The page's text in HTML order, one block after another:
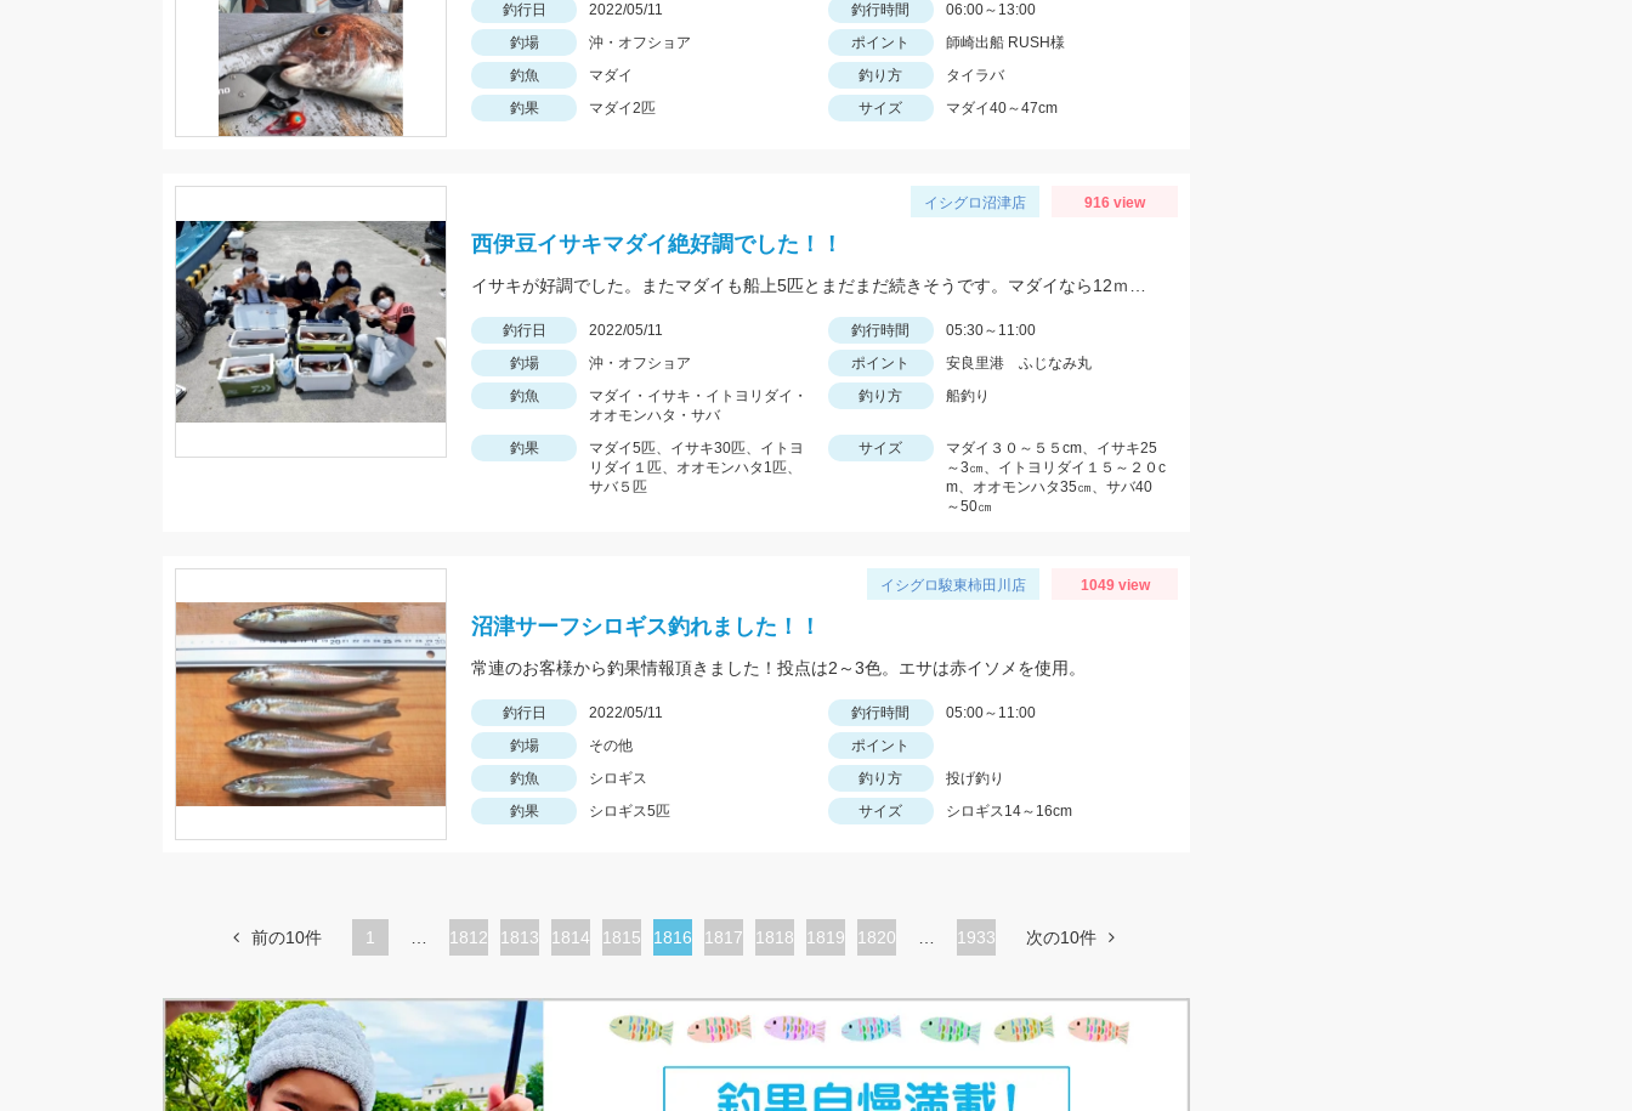
釣行日 2022/05/11 釣行時間
06:00～13:00
釣場
沖・オフショア ポイント
師崎出船 RUSH様
釣魚
マダイ 釣り方
タイラバ
釣果
マダイ2匹 サイズ マダイ40～47cm
イシグロ沼津店 916 view
西伊豆イサキマダイ絶好調でした！！
釣行日 2022/05/11 釣行時間
05:30～11:00
釣場
沖・オフショア ポイント
安良里港 ふじなみ丸
釣魚
マダイ・イサキ・イトヨリダイ・
オオモンハタ・サバ
釣り方 船釣り
釣果
マダイ5匹、イサキ30匹、イトヨ
リダイ１匹、オオモンハタ1匹、
サバ５匹
サイズ
マダイ３０～５５cm、イサキ25
～3㎝、イトヨリダイ１５～２０c
m、オオモンハタ35㎝、サバ40
～50㎝
イシグロ駿東柿田川店 1049 view
沼津サーフシロギス釣れました！！
常連のお客様から釣果情報頂きました！投点は2～3色。エサは赤イソメを使用。
釣行日 2022/05/11 釣行時間
05:00～11:00
釣場
その他
ポイント
釣魚
シロギス 釣り方
投げ釣り
釣果
シロギス5匹 サイズ シロギス14～16cm
前の10件 1
ペ
1812
ペ
ジ
1813
ペ
1814
ペ
1815
カ
ト
1816
ペ
1817
ペ
1818
ペ
1819
ペ
1820 1933 次の10件